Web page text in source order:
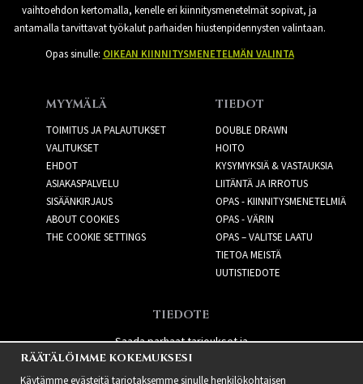
vaihtoehdon kertomalla, kenelle eri kiinnitysmenetelmät sopivat, ja
antamalla tarvittavat työkalut parhaiden hiustenpidennysten valintaan.
Opas sinulle: OIKEAN KIINNITYSMENETELMÄN VALINTA
MYYMÄLÄ
TOIMITUS JA PALAUTUKSET
VALITUKSET
EHDOT
ASIAKASPALVELU
SISÄÄNKIRJAUS
ABOUT COOKIES
THE COOKIE SETTINGS
TIEDOT
DOUBLE DRAWN
HOITO
KYSYMYKSIÄ & VASTAUKSIA
LIITÄNTÄ JA IRROTUS
OPAS - KIINNITYSMENETELMIÄ
OPAS - VÄRIN
OPAS – VALITSE LAATU
TIETOA MEISTÄ
UUTISTIEDOTE
TIEDOTE
Saada parhaat tarjoukset ja
uusia tuotteita!
RÄÄTÄLÖIMME KOKEMUKSESI
Käytämme evästeitä tarjotaksemme sinulle henkilökohtaisen